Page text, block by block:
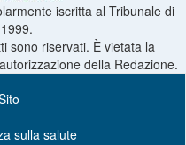
iscritta al Tribunale di
sono riservati. È vietata la
della Redazione.
sulla salute